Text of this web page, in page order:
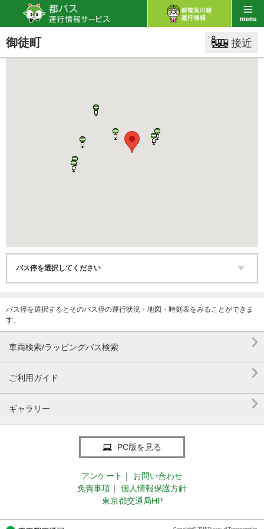
御徒町 接近
バス停を選択するとそのバス停の運行状況・地図・時刻表をみることができま
す。
車両検索/ラッピングバス検索 
ご利用ガイド 
ギャラリー 
PC版を見る
アンケート ｜
お問い合わせ
免責事項 ｜
個人情報保護方針
東京都交通局HP